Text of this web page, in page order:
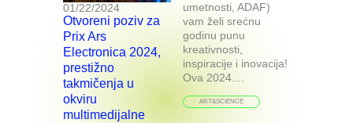
01/22/2024
Otvoreni poziv za
Prix Ars
Electronica 2024,
prestižno
takmičenja u
okviru
multimedijalne
umetnosti, ADAF)
vam želi srećnu
godinu punu
kreativnosti,
inspiracije i inovacija!
Ova 2024....
ART&SCIENCE